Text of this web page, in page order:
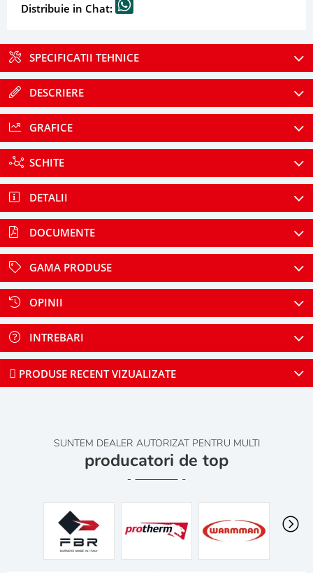
Distribuie in Chat:
SPECIFICATII TEHNICE
DESCRIERE
GRAFICE
SCHITE
DETALII
DOCUMENTE
GAMA PRODUSE
OPINII
INTREBARI
PRODUSE RECENT VIZUALIZATE
SUNTEM DEALER AUTORIZAT PENTRU MULTI
producatori de top